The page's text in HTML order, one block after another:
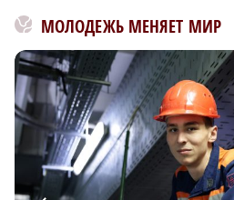
МОЛОДЕЖЬ МЕНЯЕТ МИР